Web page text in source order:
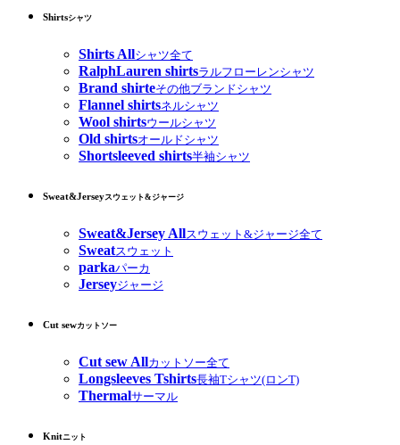
Shirtsシャツ
Shirts Allシャツ全て
RalphLauren shirtsラルフローレンシャツ
Brand shirteその他ブランドシャツ
Flannel shirtsネルシャツ
Wool shirtsウールシャツ
Old shirtsオールドシャツ
Shortsleeved shirts半袖シャツ
Sweat&Jerseyスウェット&ジャージ
Sweat&Jersey Allスウェット&ジャージ全て
Sweatスウェット
parkaパーカ
Jerseyジャージ
Cut sewカットソー
Cut sew Allカットソー全て
Longsleeves Tshirts長袖Tシャツ(ロンT)
Thermalサーマル
Knitニット